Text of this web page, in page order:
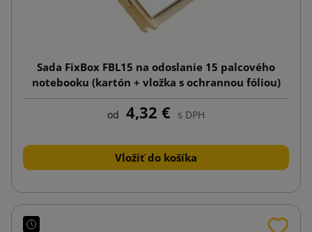
Sada FixBox FBL15 na odoslanie 15 palcového
notebooku (kartón + vložka s ochrannou fóliou)
od 4,32 € s DPH
Vložiť do košíka